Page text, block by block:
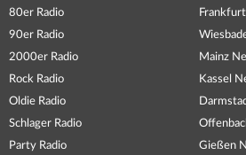
80er Radio
90er Radio
2000er Radio
Rock Radio
Oldie Radio
Schlager Radio
Party Radio
Mainz
Kassel
Gießen